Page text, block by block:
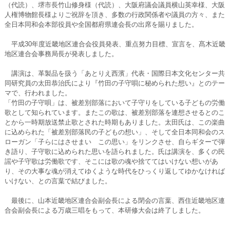
（代読）、堺市長竹山修身様（代読）、大阪府議会議員横山英幸様、大阪
人権博物館長様よりご祝辞を頂き、多数の行政関係者や議員の方々、また
全日本同和会本部役員や全国都府県連会長の出席を賜りました。
平成30年度近畿地区連合会役員発表、重点努力目標、宣言を、髙木近畿
地区連合会事務局長が発表しました。
講演は、革製品を扱う「あとりえ西濱」代表・国際日本文化センター共
同研究員の太田恭治氏により『竹田の子守唄に秘められた想い』とのテー
マで、行われました。
「竹田の子守唄」は、被差別部落において子守りをしている子どもの労働
歌として知られています。またこの歌は、被差別部落を連想させるとのこ
とから一時期放送禁止歌とされた時期もありました。太田氏は、この楽曲
に込められた「被差別部落民の子どもの想い」、そして全日本同和会のス
ローガン「子らにはさせまい この思い」をリンクさせ、自らギターで弾
き語り、子守歌に込められた思いを語られました。氏は講演を、多くの民
謡や子守歌は労働歌です、そこには歌の魂や捨ててはいけない想いがあ
り、その大事な魂が消えてゆくような時代をひっくり返してゆかなければ
いけない、との言葉で結びました。
最後に、山本近畿地区連合会副会長による閉会の言葉、西住近畿地区連
合会副会長による万歳三唱をもって、本研修大会は終了しました。